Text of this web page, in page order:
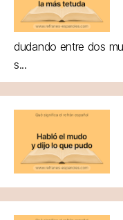
dudando entre dos
s...